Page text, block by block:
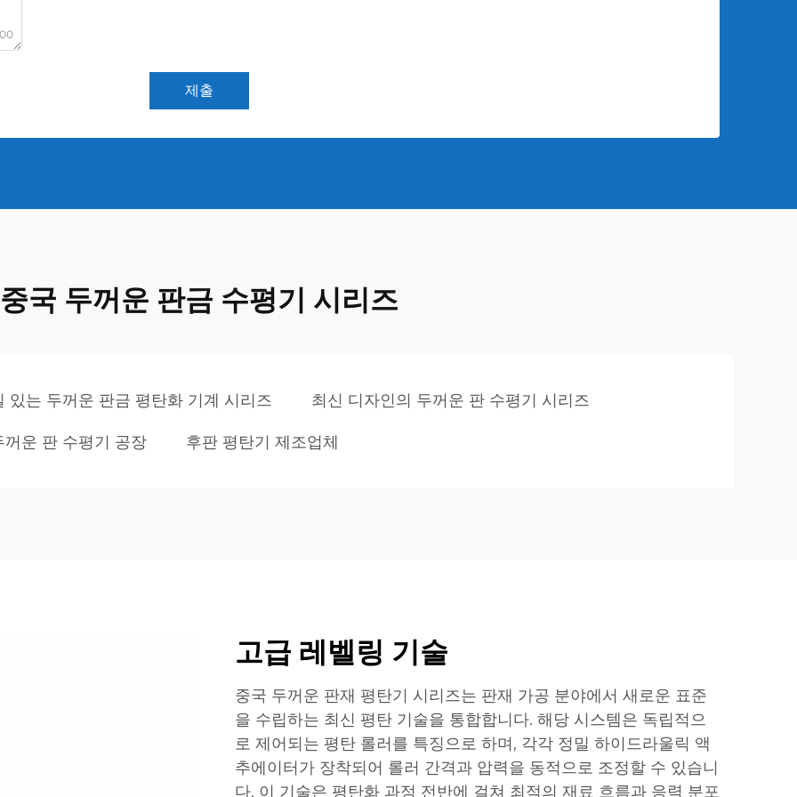
제출
중국 두꺼운 판금 수평기 시리즈
있는 두꺼운 판금 평탄화 기계 시리즈 최신 디자인의 두꺼운 판 수평기 시리즈
꺼운 판 수평기 공장 후판 평탄기 제조업체
고급 레벨링 기술
중국 두꺼운 판재 평탄기 시리즈는 판재 가공 분야에서 새로운 표준
을 수립하는 최신 평탄 기술을 통합합니다. 해당 시스템은 독립적으
로 제어되는 평탄 롤러를 특징으로 하며, 각각 정밀 하이드라울릭 액
추에이터가 장착되어 롤러 간격과 압력을 동적으로 조정할 수 있습니
다. 이 기술은 평탄화 과정 전반에 걸쳐 최적의 재료 흐름과 응력 분포